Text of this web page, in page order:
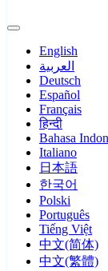
English
العربية
Deutsch
Español
Français
हिन्दी
Bahasa
Italiano
日本語
한국어
Polski
Português
Tiếng Việt
中文(简体)
中文(繁體)